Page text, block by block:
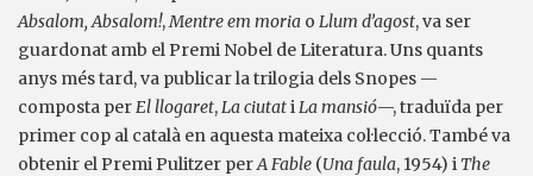
Absalom, Absalom!,Mentre em moria o Llum d’agost, va ser
guardonat amb el Premi Nobel de Literatura. Uns quants
anys més tard, va publicar la trilogia dels Snopes —
composta perEl llogaret,La ciutatiLa mansió—, traduïda per
primer cop al català en aquesta mateixa col·lecció. També va
obtenir el Premi Pulitzer perA Fable (Una faula, 1954) i The